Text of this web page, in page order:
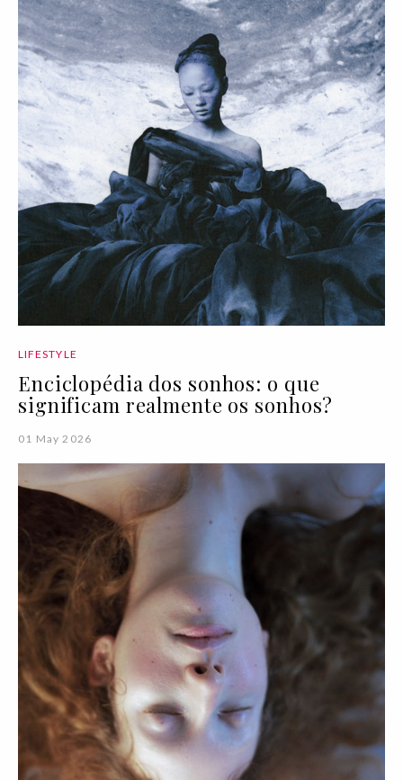
LIFESTYLE
Enciclopédia dos sonhos: o que
significam realmente os sonhos?
01 May 2026